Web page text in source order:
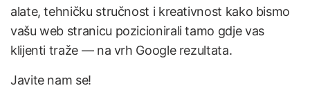
alate, tehničku stručnost i kreativnost kako bismo
vašu web stranicu pozicionirali tamo gdje vas
klijenti traže — na vrh Google rezultata.
Javite nam se!